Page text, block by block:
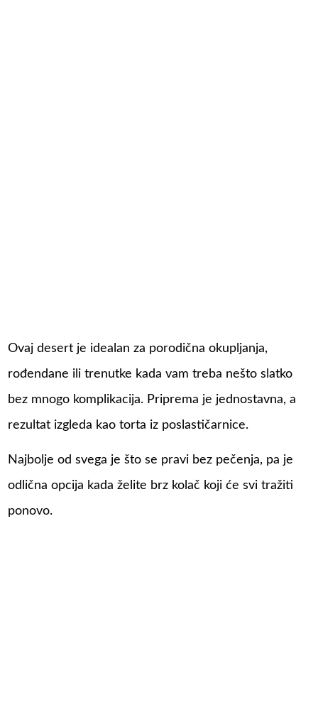
Ovaj desert je idealan za porodična okupljanja,
rođendane ili trenutke kada vam treba nešto slatko
bez mnogo komplikacija. Priprema je jednostavna, a
rezultat izgleda kao torta iz poslastičarnice.
Najbolje od svega je što se pravi bez pečenja, pa je
odlična opcija kada želite brz kolač koji će svi tražiti
ponovo.